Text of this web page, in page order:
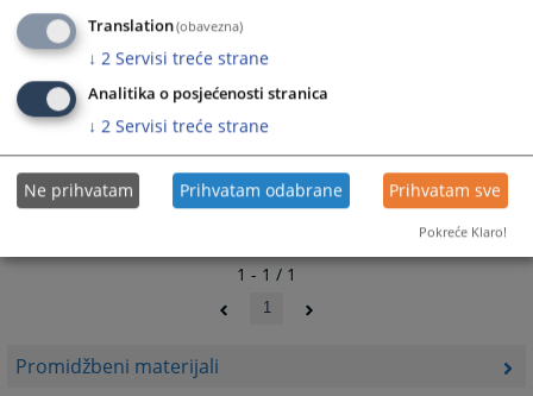
Promidžbeni materijali
for
changing
dates.
for
changing
1 - 1 / 1
1
Translation(obavezna)
↓ 2 Servisi treće strane
Analitika o posjećenosti stranica
↓ 2 Servisi treće strane
Ne prihvatam Prihvatam odabrane Prihvatam sve
Pokreće Klaro!